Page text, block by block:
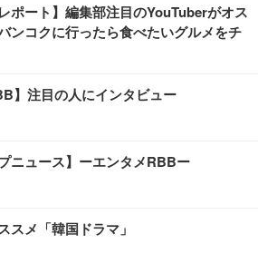
ポート】編集部注目のYouTuberがオス
ンコクに行ったら食べたいグルメをチ
】注目の人にインタビュー
ニュース】ーエンタメRBBー
スメ「韓国ドラマ」